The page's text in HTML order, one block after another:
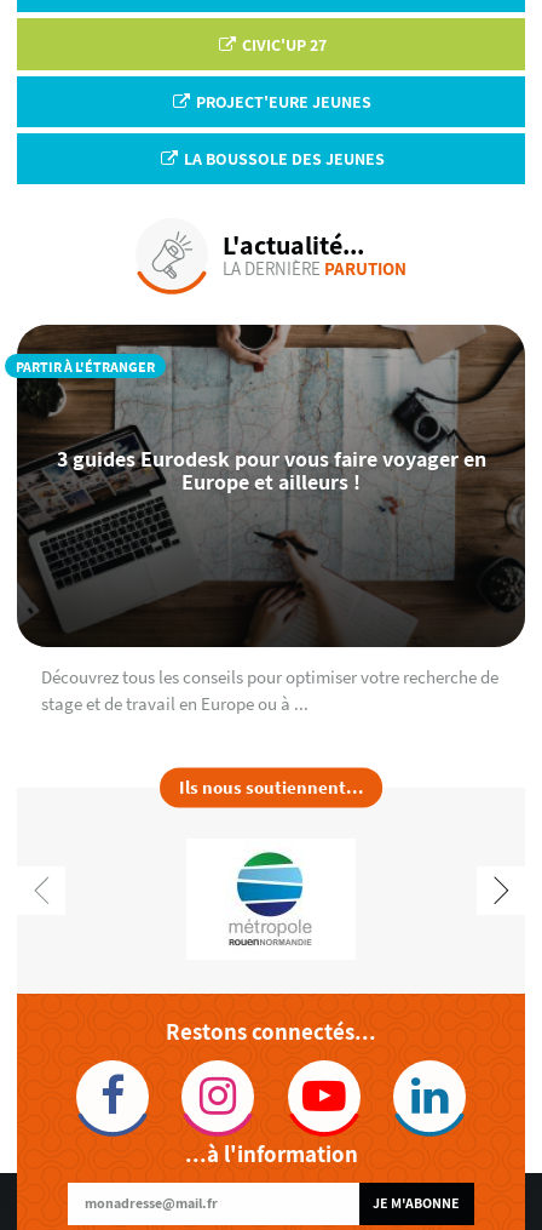
CIVIC'UP 27
PROJECT'EURE JEUNES
LA BOUSSOLE DES JEUNES
L'actualité...
LA DERNIÈRE PARUTION
PARTIR À L'ÉTRANGER
3 guides Eurodesk pour vous faire voyager en
Europe et ailleurs !
Découvrez tous les conseils pour optimiser votre recherche de
stage et de travail en Europe ou à ...
Ils nous soutiennent...
Restons connectés...
...à l'information
JE M'ABONNE